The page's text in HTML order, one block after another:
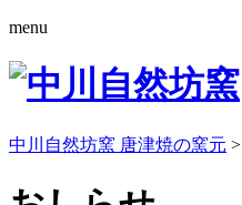
menu
中川自然坊窯 唐津焼の窯元 >